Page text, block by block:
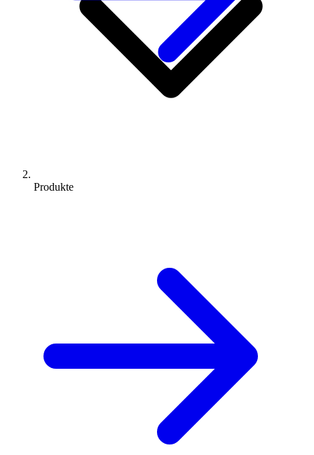
Produkte